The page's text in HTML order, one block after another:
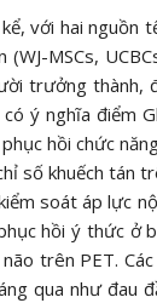
với hai nguồn
MSCs,
trưởng thành,
ý nghĩa điểm
hồi chức
số khuếch tán
soát áp lực
hồi ý thức ở
trên PET.
qua như đau